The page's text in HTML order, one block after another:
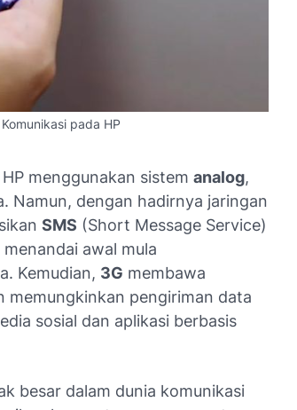
pada HP
menggunakan sistem analog,
Namun, dengan hadirnya jaringan
SMS (Short Message Service)
awal mula
Kemudian, 3G membawa
pengiriman data
sosial dan aplikasi berbasis
besar dalam dunia komunikasi